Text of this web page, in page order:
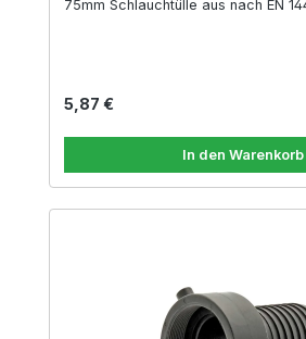
75mm Schlauchtülle aus nach EN
Regulärer Preis:
5,87 €
In den Warenkorb